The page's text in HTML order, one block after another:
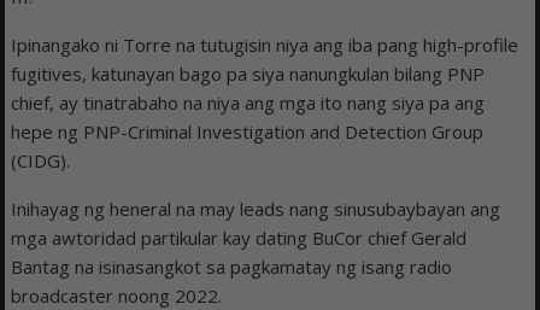
Ipinangako ni Torre na tutugisin niya ang iba pang high-profile
fugitives, katunayan bago pa siya nanungkulan bilang PNP
chief, ay tinatrabaho na niya ang mga ito nang siya pa ang
hepe ng PNP-Criminal Investigation and Detection Group
(CIDG).
Inihayag ng heneral na may leads nang sinusubaybayan ang
mga awtoridad partikular kay dating BuCor chief Gerald
Bantag na isinasangkot sa pagkamatay ng isang radio
broadcaster noong 2022.